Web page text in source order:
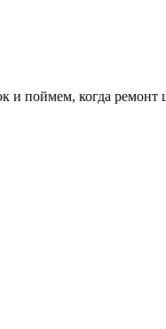
и поймем, когда ремонт